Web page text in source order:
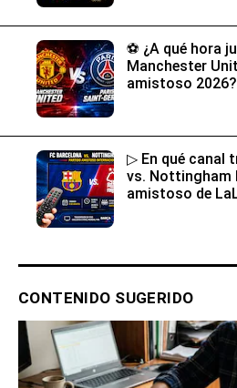
⚽ ¿A qué hora
Manchester
amistoso 2026?
▷ En qué canal
vs. Nottingham
amistoso de
CONTENIDO SUGERIDO